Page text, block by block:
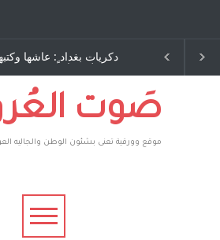
دكريات بغداد ٍ: عاشها
:وليد رباح – نيوجرسي –
الولايات المتحدة
طاحنة كتب
يوسف يقهر
، فأعطوه
وهم صاغرون،صَوت
موقع وورقية تعنى بشئون الوطن والجاليه